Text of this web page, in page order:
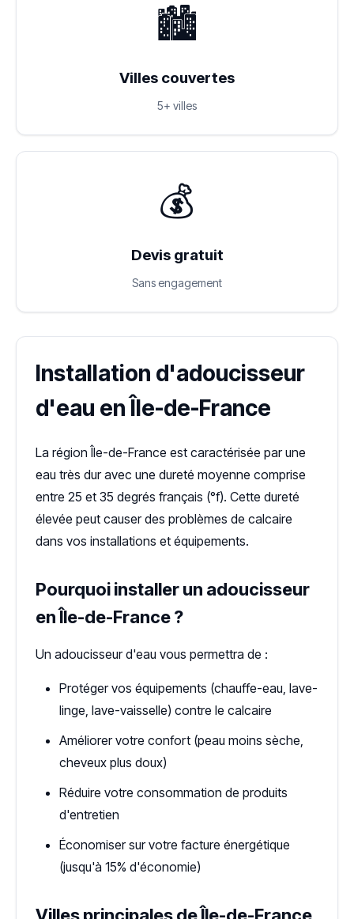
🏙️
Villes couvertes
5+ villes
💰
Devis gratuit
Sans engagement
Installation d'adoucisseur
d'eau en Île-de-France
La région Île-de-France est caractérisée par une
eau très dur avec une dureté moyenne comprise
entre 25 et 35 degrés français (°f). Cette dureté
élevée peut causer des problèmes de calcaire
dans vos installations et équipements.
Pourquoi installer un adoucisseur
en Île-de-France ?
Un adoucisseur d'eau vous permettra de :
Protéger vos équipements (chauffe-eau, lave-
linge, lave-vaisselle) contre le calcaire
Améliorer votre confort (peau moins sèche,
cheveux plus doux)
Réduire votre consommation de produits
d'entretien
Économiser sur votre facture énergétique
(jusqu'à 15% d'économie)